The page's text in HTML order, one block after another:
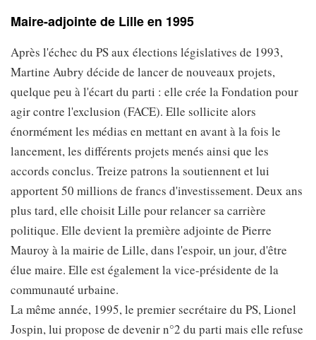
Maire-adjointe de Lille en 1995
Après l'échec du PS aux élections législatives de 1993,
Martine Aubry décide de lancer de nouveaux projets,
quelque peu à l'écart du parti : elle crée la Fondation pour
agir contre l'exclusion (FACE). Elle sollicite alors
énormément les médias en mettant en avant à la fois le
lancement, les différents projets menés ainsi que les
accords conclus. Treize patrons la soutiennent et lui
apportent 50 millions de francs d'investissement. Deux ans
plus tard, elle choisit Lille pour relancer sa carrière
politique. Elle devient la première adjointe de Pierre
Mauroy à la mairie de Lille, dans l'espoir, un jour, d'être
élue maire. Elle est également la vice-présidente de la
communauté urbaine.
La même année, 1995, le premier secrétaire du PS, Lionel
Jospin, lui propose de devenir n°2 du parti mais elle refuse